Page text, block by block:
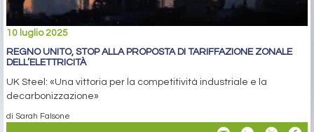
10 luglio 2025
REGNO UNITO, STOP ALLA PROPOSTA DI TARIFFAZIONE ZONALE
DELL’ELETTRICITÀ
UK Steel: «Una vittoria per la competitività industriale e la
decarbonizzazione»
di Sarah Falsone